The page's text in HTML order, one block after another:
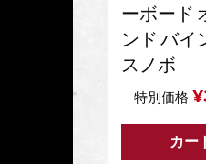
ーボード
ンド バイ
スノボ
特別価格 ¥
カー